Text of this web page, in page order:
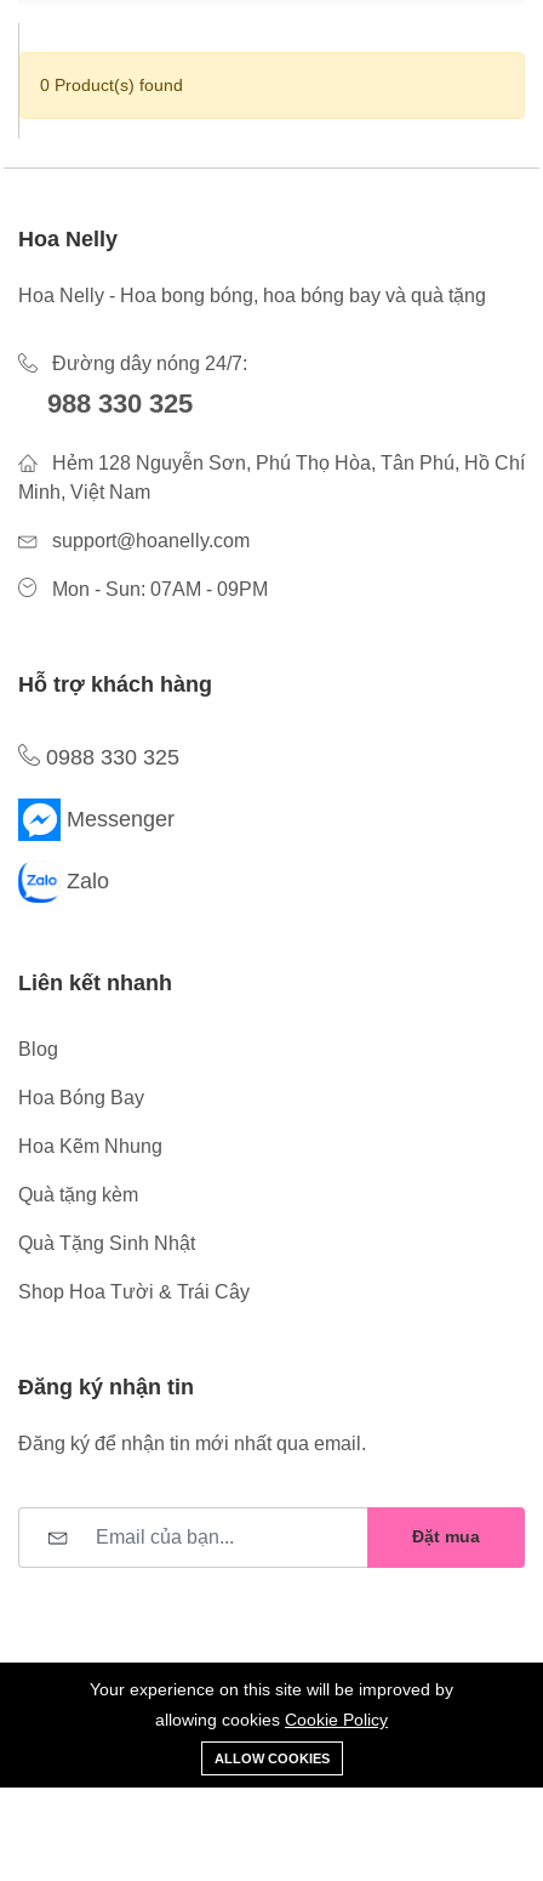
0 Product(s) found
Hoa Nelly
Hoa Nelly - Hoa bong bóng, hoa bóng bay và quà tặng
Đường dây nóng 24/7:
988 330 325
Hẻm 128 Nguyễn Sơn, Phú Thọ Hòa, Tân Phú, Hồ Chí
Minh, Việt Nam
support@hoanelly.com
Mon - Sun: 07AM - 09PM
Hỗ trợ khách hàng
0988 330 325
Messenger
Zalo
Liên kết nhanh
Blog
Hoa Bóng Bay
Hoa Kẽm Nhung
Quà tặng kèm
Quà Tặng Sinh Nhật
Shop Hoa Tười & Trái Cây
Đăng ký nhận tin
Đăng ký để nhận tin mới nhất qua email.
Đặt mua
©2023 Hoa Nelly . All Rights Reserved.
0
Xe
đẩy
Danh sách
yêu thích
Your experience on this site will be improved by
allowing cookies Cookie Policy
ALLOW COOKIES